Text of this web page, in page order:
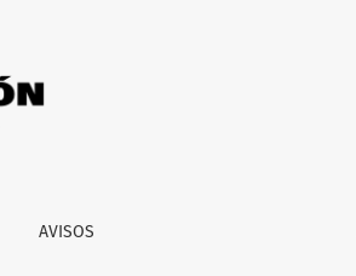
AVISOS